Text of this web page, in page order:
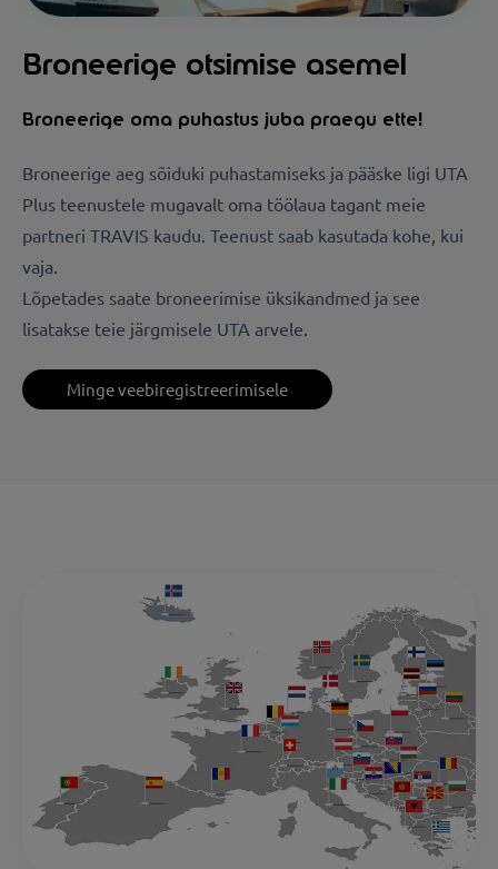
Broneerige otsimise asemel
Broneerige oma puhastus juba praegu ette!
Broneerige aeg sõiduki puhastamiseks ja pääske ligi UTA
Plus teenustele mugavalt oma töölaua tagant meie
partneri TRAVIS kaudu. Teenust saab kasutada kohe, kui
vaja.
Lõpetades saate broneerimise üksikandmed ja see
lisatakse teie järgmisele UTA arvele.
Minge veebiregistreerimisele